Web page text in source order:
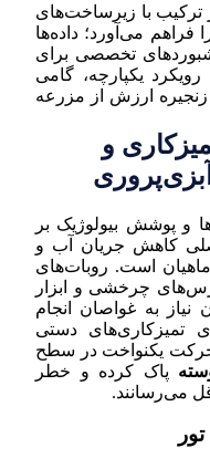
ترکیب با زیرساخت‌های
فراهم می‌آورد؛ داده‌ها
تخصصی برای
یکپارچه، گامی
ارزش از مزرعه
و
و پوشش بیولوژیک بر
کاهش جریان آب و
ماهیان است. روبات‌های
برس‌های چرخشی و ابزار
به غواصان انجام
تمیزکاری‌های دستی
حرکت یکنواخت در سطح
پاک کرده و خطر
می‌رسانند.